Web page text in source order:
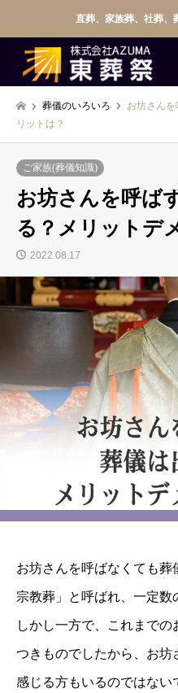
直葬、家族葬、社葬
葬儀のいろいろ
お坊さん
リットは？
ご家族(葬儀知識)
お坊さんを呼ば
る？メリットデ
2022.08.17
お坊さんを呼ばなくても
宗教葬」と呼ばれ、一定数
しかし一方で、これまで
つきものでしたから、お坊
感じる方もいるのではない